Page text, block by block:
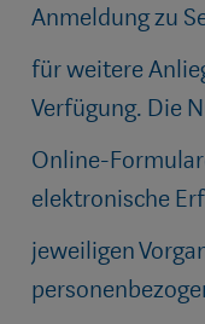
Anmeldung zu
für weitere
Verfügung. Die
Online-
elektronische
jeweiligen